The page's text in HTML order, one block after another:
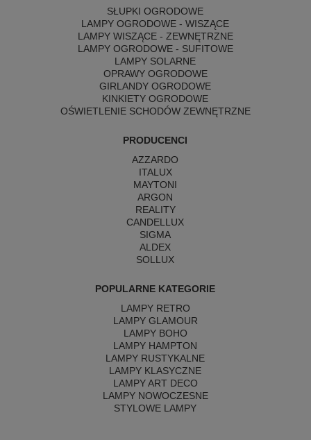
SŁUPKI OGRODOWE
LAMPY OGRODOWE - WISZĄCE
LAMPY WISZĄCE - ZEWNĘTRZNE
LAMPY OGRODOWE - SUFITOWE
LAMPY SOLARNE
OPRAWY OGRODOWE
GIRLANDY OGRODOWE
KINKIETY OGRODOWE
OŚWIETLENIE SCHODÓW ZEWNĘTRZNE
PRODUCENCI
AZZARDO
ITALUX
MAYTONI
ARGON
REALITY
CANDELLUX
SIGMA
ALDEX
SOLLUX
POPULARNE KATEGORIE
LAMPY RETRO
LAMPY GLAMOUR
LAMPY BOHO
LAMPY HAMPTON
LAMPY RUSTYKALNE
LAMPY KLASYCZNE
LAMPY ART DECO
LAMPY NOWOCZESNE
STYLOWE LAMPY